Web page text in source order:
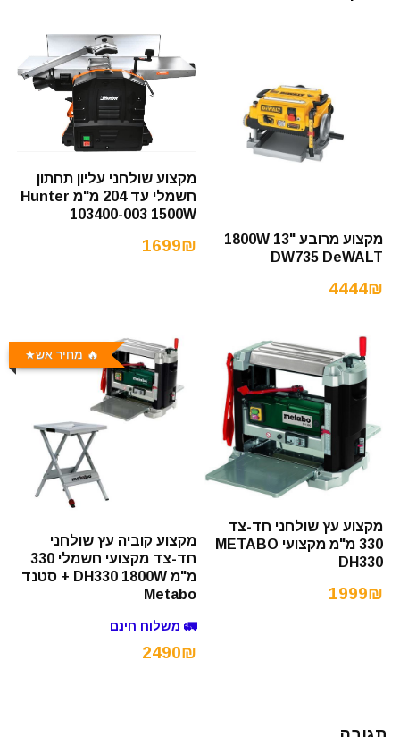
מקצוע מרובע "13 1800W
DW735 DeWALT
4444₪
מקצוע שולחני עליון תחתון
חשמלי עד 204 מ"מ Hunter
103400-003 1500W
1699₪
מקצוע עץ שולחני חד-צד
330 מ"מ מקצועי METABO
DH330
1999₪
🔥 מחיר אש
מקצוע קוביה עץ שולחני
חד-צד מקצועי חשמלי 330
מ"מ DH330 1800W + סטנד
Metabo
🚛 משלוח חינם
2490₪